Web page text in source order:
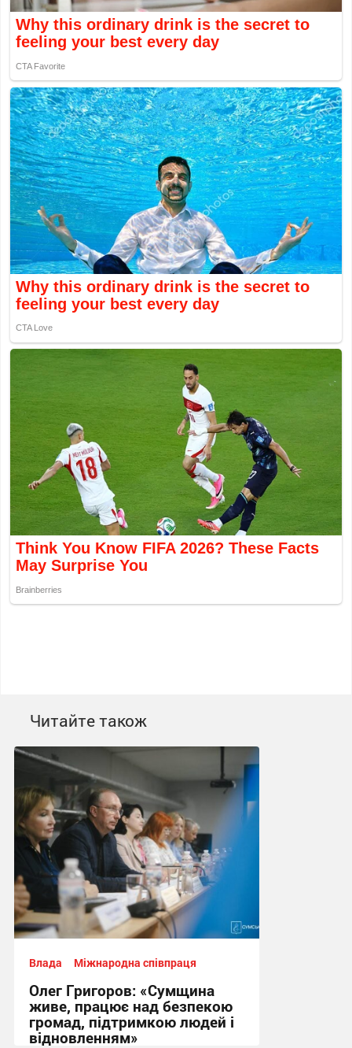
Читайте також
Влада Міжнародна співпраця
Олег Григоров: «Сумщина
живе, працює над безпекою
громад, підтримкою людей і
відновленням»